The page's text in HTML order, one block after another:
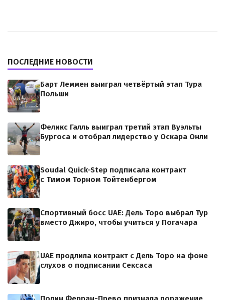
ПОСЛЕДНИЕ НОВОСТИ
Барт Леммен выиграл четвёртый этап Тура
Польши
Феликс Галль выиграл третий этап Вуэльты
Бургоса и отобрал лидерство у Оскара Онли
Soudal Quick-Step подписала контракт
с Тимом Торном Тойтенбергом
Спортивный босс UAE: Дель Торо выбрал Тур
вместо Джиро, чтобы учиться у Погачара
UAE продлила контракт с Дель Торо на фоне
слухов о подписании Сексаса